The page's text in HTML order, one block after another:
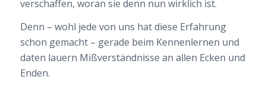
verschaffen, woran sie denn nun wirklich ist.
Denn – wohl jede von uns hat diese Erfahrung
schon gemacht – gerade beim Kennenlernen und
daten lauern Mißverständnisse an allen Ecken und
Enden.